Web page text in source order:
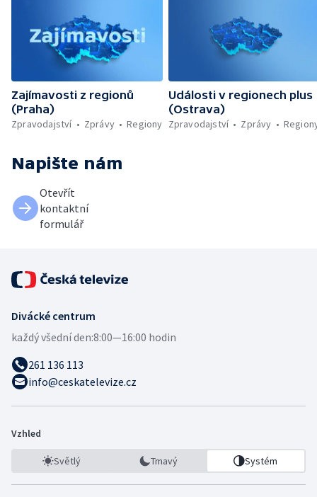
Zajímavosti z regionů
(Praha)
Zpravodajství
Zprávy Regiony
Události v regionech plus
(Ostrava)
Zpravodajství
Zprávy
Napište nám
Otevřít
kontaktní
formulář
Divácké centrum
každý všední den:8:00—16:00 hodin
261 136 113
info@ceskatelevize.cz
Vzhled
Světlý Tmavý Systém